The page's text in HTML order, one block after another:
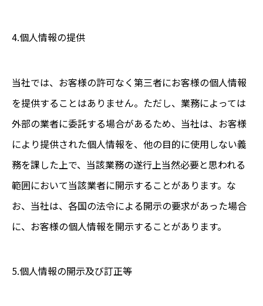
4.個人情報の提供
当社では、お客様の許可なく第三者にお客様の個人情報
を提供することはありません。ただし、業務によっては
外部の業者に委託する場合があるため、当社は、お客様
により提供された個人情報を、他の目的に使用しない義
務を課した上で、当該業務の遂行上当然必要と思われる
範囲において当該業者に開示することがあります。な
お、当社は、各国の法令による開示の要求があった場合
に、お客様の個人情報を開示することがあります。
5.個人情報の開示及び訂正等